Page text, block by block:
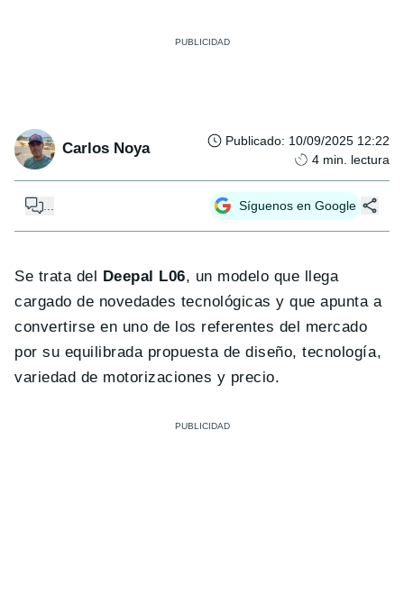
Carlos Noya Publicado: 10/09/2025 12:22
4 min. lectura
Síguenos en Google
Se trata del Deepal L06, un modelo que llega
cargado de novedades tecnológicas y que apunta a
convertirse en uno de los referentes del mercado
por su equilibrada propuesta de diseño, tecnología,
variedad de motorizaciones y precio.